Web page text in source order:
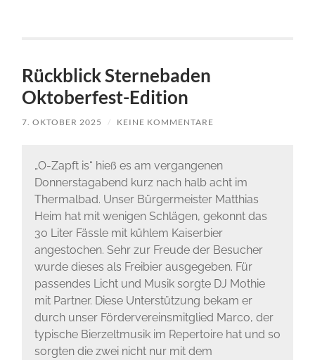
Rückblick Sternebaden
Oktoberfest-Edition
7. OKTOBER 2025 / KEINE KOMMENTARE
„O-Zapft is“ hieß es am vergangenen
Donnerstagabend kurz nach halb acht im
Thermalbad. Unser Bürgermeister Matthias
Heim hat mit wenigen Schlägen, gekonnt das
30 Liter Fässle mit kühlem Kaiserbier
angestochen. Sehr zur Freude der Besucher
wurde dieses als Freibier ausgegeben. Für
passendes Licht und Musik sorgte DJ Mothie
mit Partner. Diese Unterstützung bekam er
durch unser Fördervereinsmitglied Marco, der
typische Bierzeltmusik im Repertoire hat und so
sorgten die zwei nicht nur mit dem